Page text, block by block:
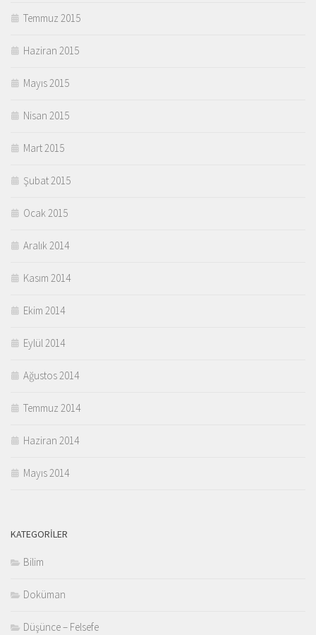
Temmuz 2015
Haziran 2015
Mayıs 2015
Nisan 2015
Mart 2015
Şubat 2015
Ocak 2015
Aralık 2014
Kasım 2014
Ekim 2014
Eylül 2014
Ağustos 2014
Temmuz 2014
Haziran 2014
Mayıs 2014
KATEGORILER
Bilim
Doküman
Düşünce – Felsefe